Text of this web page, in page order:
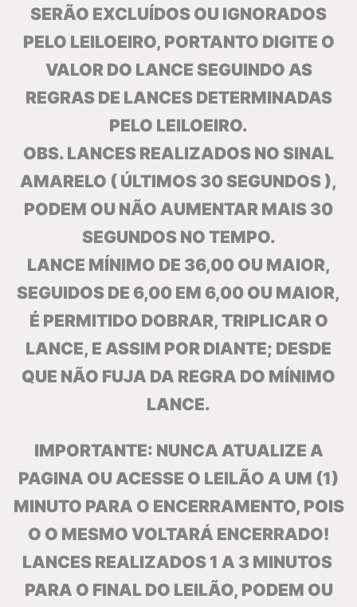
SERÃO EXCLUÍDOS OU IGNORADOS
PELO LEILOEIRO, PORTANTO DIGITE O
VALOR DO LANCE SEGUINDO AS
REGRAS DE LANCES DETERMINADAS
PELO LEILOEIRO.
OBS. LANCES REALIZADOS NO SINAL
AMARELO ( ÚLTIMOS 30 SEGUNDOS ),
PODEM OU NÃO AUMENTAR MAIS 30
SEGUNDOS NO TEMPO.
LANCE MÍNIMO DE 36,00 OU MAIOR,
SEGUIDOS DE 6,00 EM 6,00 OU MAIOR,
É PERMITIDO DOBRAR, TRIPLICAR O
LANCE, E ASSIM POR DIANTE; DESDE
QUE NÃO FUJA DA REGRA DO MÍNIMO
LANCE.
IMPORTANTE: NUNCA ATUALIZE A
PAGINA OU ACESSE O LEILÃO A UM (1)
MINUTO PARA O ENCERRAMENTO, POIS
O O MESMO VOLTARÁ ENCERRADO!
LANCES REALIZADOS 1 A 3 MINUTOS
PARA O FINAL DO LEILÃO, PODEM OU